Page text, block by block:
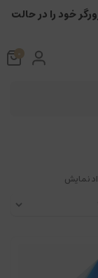
نمایش
خود را در حالت
0